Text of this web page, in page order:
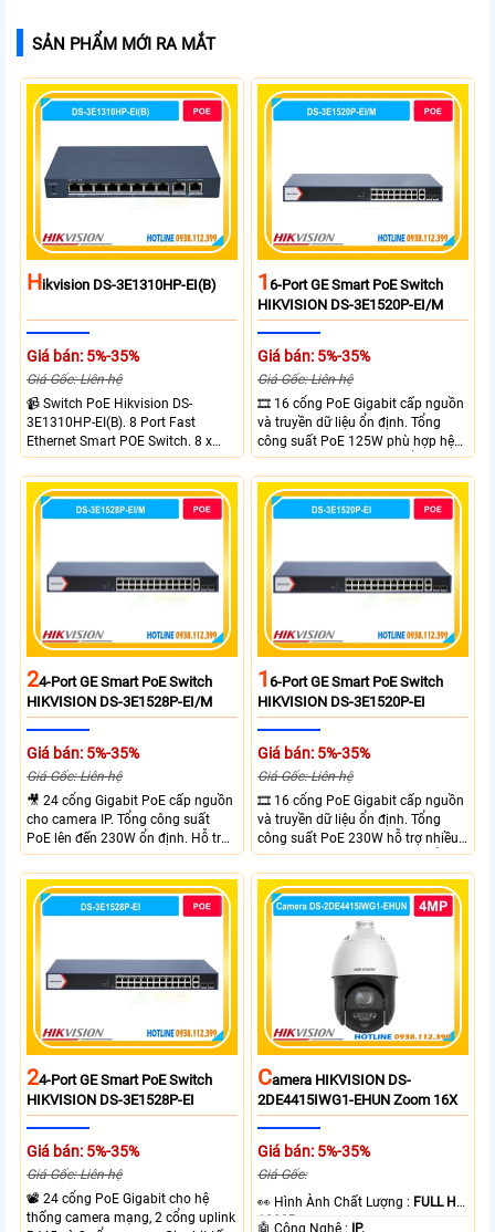
SẢN PHẨM MỚI RA MẮT
HIkvision DS-3E1310HP-EI(B)
Giá bán: 5%-35%
Giá Gốc: Liên hệ
📹 Switch PoE Hikvision DS-
3E1310HP-EI(B). 8 Port Fast
Ethernet Smart POE Switch. 8 x
10/100M PoE Ports, 2 x Gigabit
Uplink Ports.
16-Port GE Smart PoE Switch
HIKVISION DS-3E1520P-EI/M
Giá bán: 5%-35%
Giá Gốc: Liên hệ
🎞 16 cổng PoE Gigabit cấp nguồn
và truyền dữ liệu ổn định. Tổng
công suất PoE 125W phù hợp hệ
thống camera IP vừa. 2 cổng RJ45
Gigabit và 2 cổng quang SFP mở
rộng linh hoạt. Hỗ trợ truyền PoE
xa tối đa lên đến 300 mét.
24-Port GE Smart PoE Switch
HIKVISION DS-3E1528P-EI/M
Giá bán: 5%-35%
Giá Gốc: Liên hệ
🎥 24 cổng Gigabit PoE cấp nguồn
cho camera IP. Tổng công suất
PoE lên đến 230W ổn định. Hỗ trợ
truyền PoE xa đến 300 mét. Băng
thông chuyển mạch đạt 68 Gbps
mạnh mẽ.
16-Port GE Smart PoE Switch
HIKVISION DS-3E1520P-EI
Giá bán: 5%-35%
Giá Gốc: Liên hệ
🎞 16 cổng PoE Gigabit cấp nguồn
và truyền dữ liệu ổn định. Tổng
công suất PoE 230W hỗ trợ nhiều
thiết bị cùng lúc. Tốc độ chuyển
mạch 68Gbps đảm bảo hiệu suất
cao ổn định. Hỗ trợ truyền PoE xa
lên đến 300m cho hệ thống
24-Port GE Smart PoE Switch
HIKVISION DS-3E1528P-EI
Giá bán: 5%-35%
Giá Gốc: Liên hệ
📽 24 cổng PoE Gigabit cho hệ
thống camera mạng, 2 cổng uplink
CAmera HIKVISION DS-
2DE4415IWG1-EHUN Zoom 16X
Giá bán: 5%-35%
Giá Gốc:
️👀 Hình Ành Chất Lượng : FULL HD
1080P .
🤖️ Công Nghệ : IP.